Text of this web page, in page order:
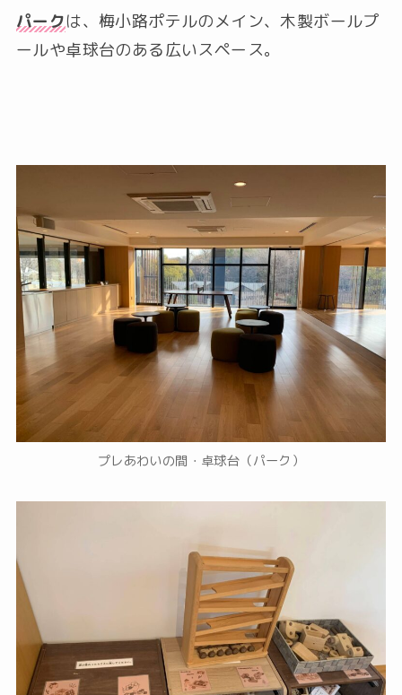
パークは、梅小路ポテルのメイン、木製ボールプ
ールや卓球台のある広いスペース。
プレあわいの間・卓球台（パーク）